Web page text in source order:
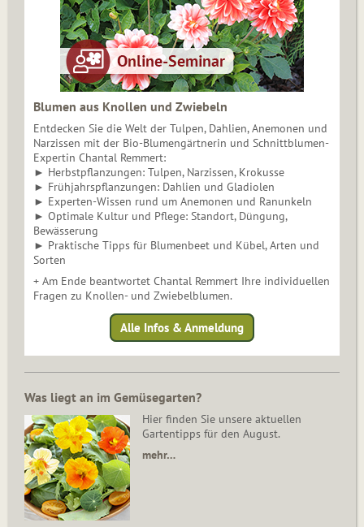
Blumen aus Knollen und Zwiebeln
Entdecken Sie die Welt der Tulpen, Dahlien, Anemonen und
Narzissen mit der Bio-Blumengärtnerin und Schnittblumen-
Expertin Chantal Remmert:
► Herbstpflanzungen: Tulpen, Narzissen, Krokusse
► Frühjahrspflanzungen: Dahlien und Gladiolen
► Experten-Wissen rund um Anemonen und Ranunkeln
► Optimale Kultur und Pflege: Standort, Düngung,
Bewässerung
► Praktische Tipps für Blumenbeet und Kübel, Arten und
Sorten
+ Am Ende beantwortet Chantal Remmert Ihre individuellen
Fragen zu Knollen- und Zwiebelblumen.
Alle Infos & Anmeldung
Was liegt an im Gemüsegarten?
Hier finden Sie unsere aktuellen
Gartentipps für den August.
mehr…